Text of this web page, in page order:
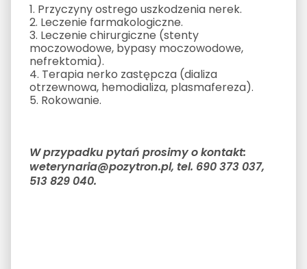
1. Przyczyny ostrego uszkodzenia nerek.
2. Leczenie farmakologiczne.
3. Leczenie chirurgiczne (stenty
moczowodowe, bypasy moczowodowe,
nefrektomia).
4. Terapia nerko zastępcza (dializa
otrzewnowa, hemodializa, plasmafereza).
5. Rokowanie.
W przypadku pytań prosimy o kontakt:
weterynaria@pozytron.pl, tel. 690 373 037,
513 829 040.